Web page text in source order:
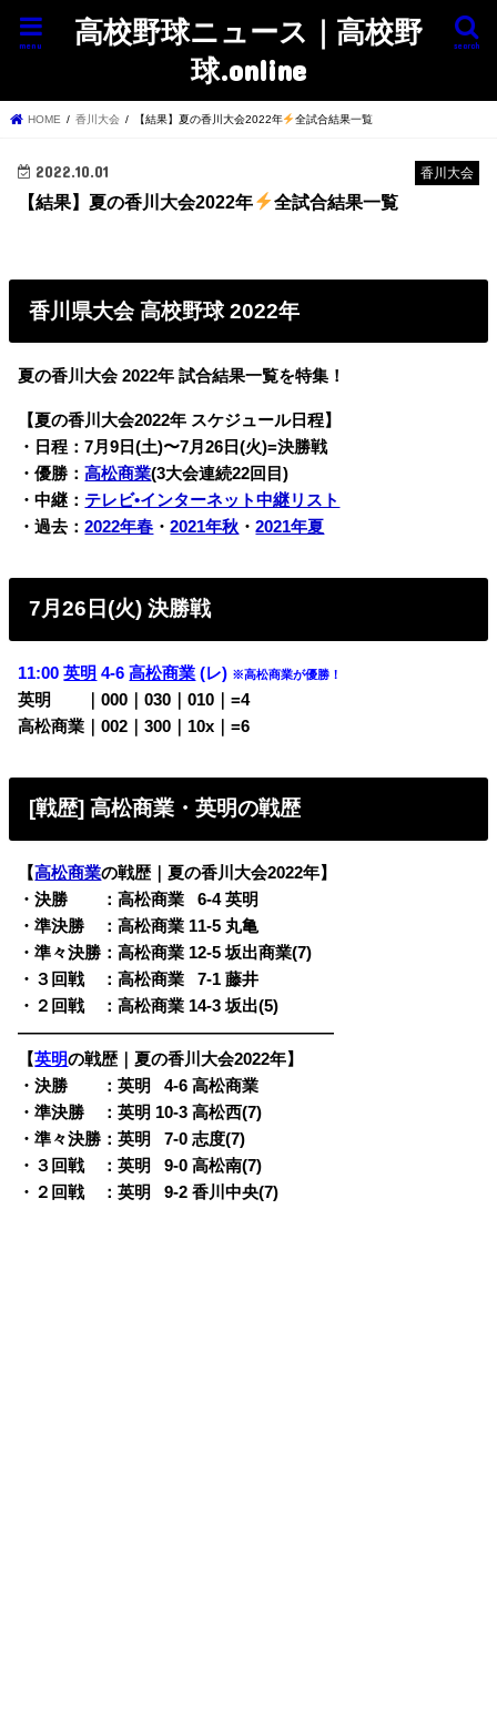
高校野球ニュース｜高校野
球.online
search
menu
HOME 香川大会 【結果】夏の香川大会2022年 全試合結果一覧
香川大会
2022.10.01
【結果】夏の香川大会2022年 全試合結果一覧
香川県大会 高校野球 2022年
夏の香川大会 2022年 試合結果一覧を特集！
【夏の香川大会2022年 スケジュール日程】
・日程：7月9日(土)〜7月26日(火)=決勝戦
・優勝：高松商業(3大会連続22回目)
・中継： テレビ•インターネット中継リスト
・過去：2022年春 ・2021年秋 ・2021年夏
7月26日(火) 決勝戦
11:00英明 4-6高松商業 (レ) ※高松商業が優勝！
英明
｜000｜030｜010｜=4
高松商業｜002｜300｜10x｜=6
[戦歴] 高松商業・英明の戦歴
【高松商業の戦歴｜夏の香川大会2022年】
・決勝 ：高松商業
06-4 英明
・準決勝 ：高松商業 11-5 丸亀
・準々決勝：高松商業 12-5 坂出商業(7)
・３回戦 ：高松商業
07-1 藤井
・２回戦 ：高松商業 14-3 坂出(5)
———————————————————
【英明の戦歴｜夏の香川大会2022年】
・決勝 ：英明
04-6 高松商業
・準決勝 ：英明 10-3 高松西(7)
・準々決勝：英明
07-0 志度(7)
・３回戦 ：英明
09-0 高松南(7)
・２回戦 ：英明
09-2 香川中央(7)